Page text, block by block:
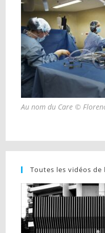
Au nom du Care ©
Toutes les vidéos